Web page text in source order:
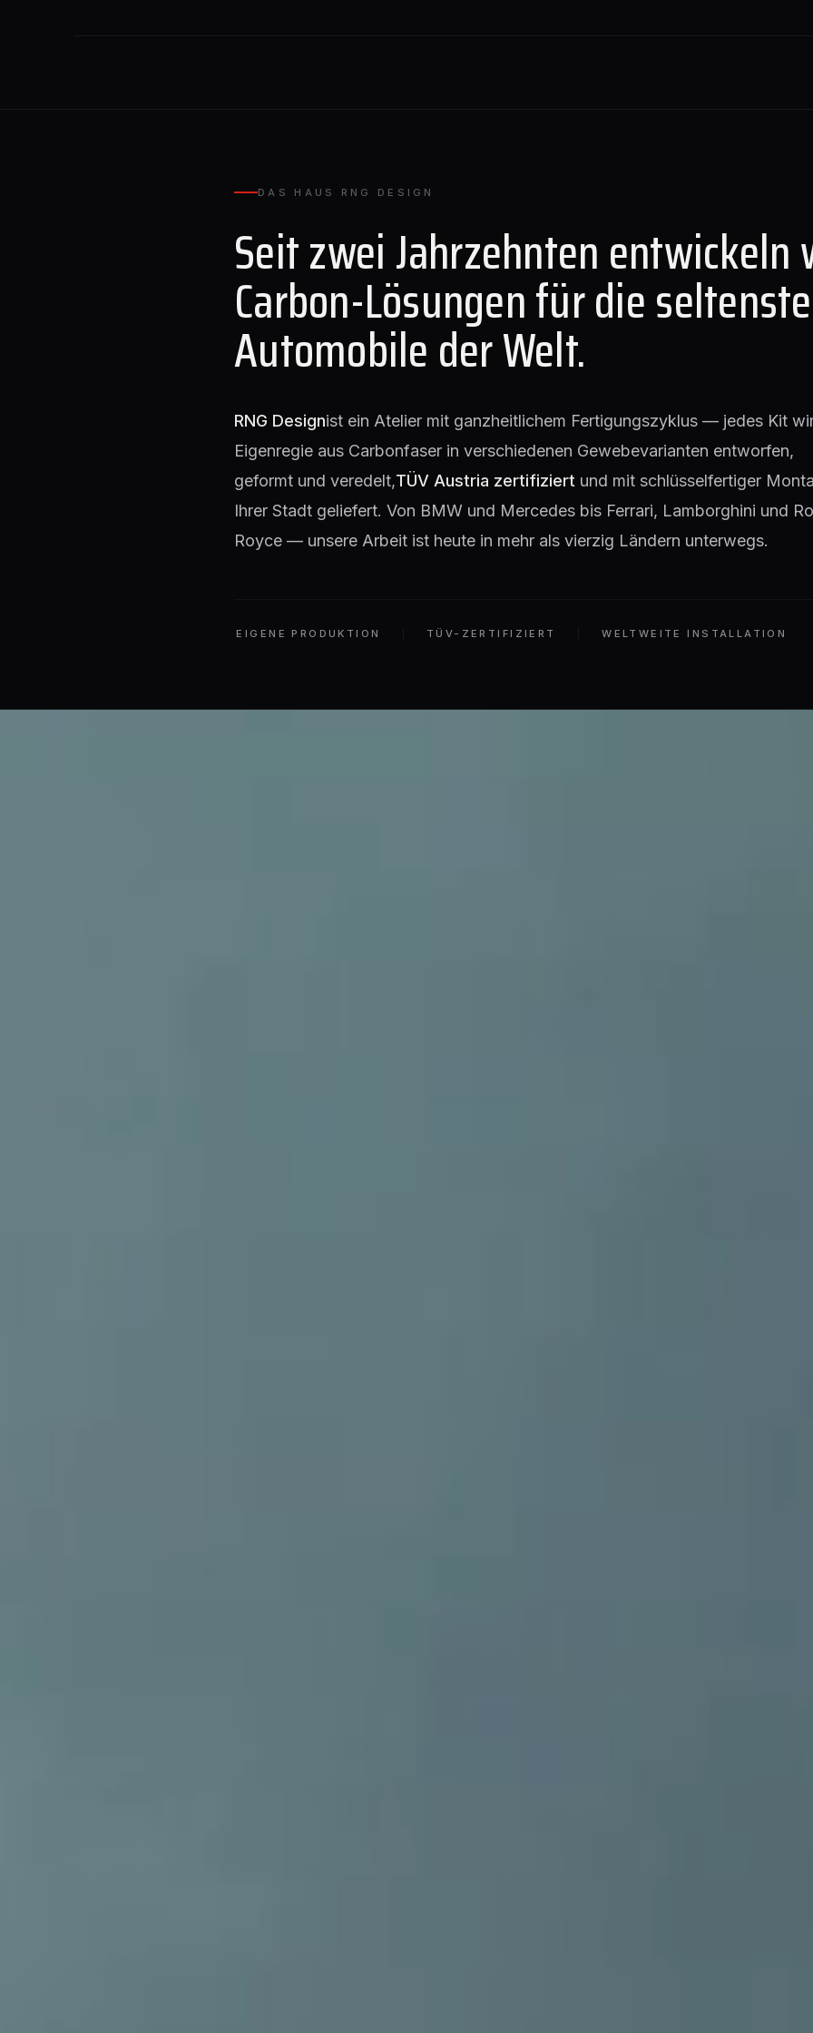
DAS HAUS RNG DESIGN
Seit zwei Jahrzehnten entwickeln
Carbon-Lösungen für die
Automobile der Welt.
RNG Designist ein Atelier mit ganzheitlichem Fertigungszyklus — jedes Kit
Eigenregie aus Carbonfaser in verschiedenen Gewebevarianten entworfen,
geformt und veredelt,TÜV Austria zertifiziert und mit schlüsselfertiger
Ihrer Stadt geliefert. Von BMW und Mercedes bis Ferrari, Lamborghini und
Royce — unsere Arbeit ist heute in mehr als vierzig Ländern unterwegs.
EIGENE PRODUKTION TÜV-ZERTIFIZIERT WELTWEITE INSTALLATION